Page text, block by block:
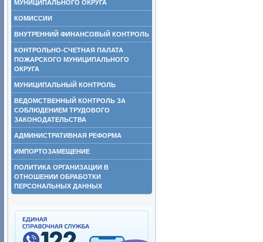
МУНИЦИПАЛЬНОГО ОКРУГА
КОМИССИИ
ВНУТРЕННИЙ ФИНАНСОВЫЙ КОНТРОЛЬ
КОНТРОЛЬНО-СЧЕТНАЯ ПАЛАТА
ПОЖАРСКОГО МУНИЦИПАЛЬНОГО
ОКРУГА
МУНИЦИПАЛЬНЫЙ КОНТРОЛЬ
ВЕДОМСТВЕННЫЙ КОНТРОЛЬ ЗА
СОБЛЮДЕНИЕМ ТРУДОВОГО
ЗАКОНОДАТЕЛЬСТВА
АДМИНИСТРАТИВНАЯ РЕФОРМА
ИМПОРТОЗАМЕЩЕНИЕ
ПОЛИТИКА ОРГАНИЗАЦИИ В
ОТНОШЕНИИ ОБРАБОТКИ
ПЕРСОНАЛЬНЫХ ДАННЫХ